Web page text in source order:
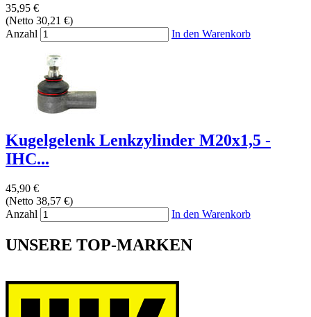
35,95 €
(Netto 30,21 €)
Anzahl
In den Warenkorb
Kugelgelenk Lenkzylinder M20x1,5 -
IHC...
45,90 €
(Netto 38,57 €)
Anzahl
In den Warenkorb
UNSERE TOP-MARKEN